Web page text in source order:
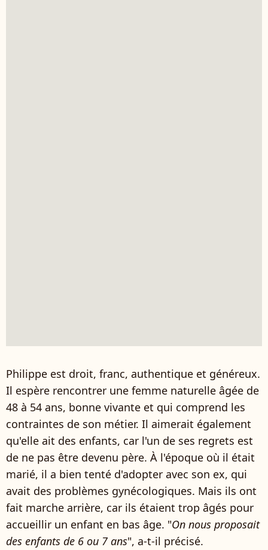
Philippe est droit, franc, authentique et généreux.
Il espère rencontrer une femme naturelle âgée de
48 à 54 ans, bonne vivante et qui comprend les
contraintes de son métier. Il aimerait également
qu'elle ait des enfants, car l'un de ses regrets est
de ne pas être devenu père. À l'époque où il était
marié, il a bien tenté d'adopter avec son ex, qui
avait des problèmes gynécologiques. Mais ils ont
fait marche arrière, car ils étaient trop âgés pour
accueillir un enfant en bas âge. "On nous proposait
des enfants de 6 ou 7 ans", a-t-il précisé.